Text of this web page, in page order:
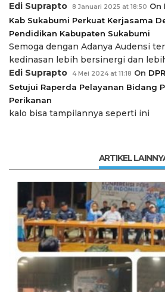
Edi Suprapto 8 Januari 2025 at 18:50 On
Kab Sukabumi Perkuat Kerjasama
Pendidikan Kabupaten Sukabumi
Semoga dengan Adanya Audensi
kedinasan lebih bersinergi dan
Edi Suprapto
4 Mei 2024 at 11:18 On
Setujui Raperda Pelayanan Bidang
Perikanan
kalo bisa tampilannya seperti ini
ARTIKEL